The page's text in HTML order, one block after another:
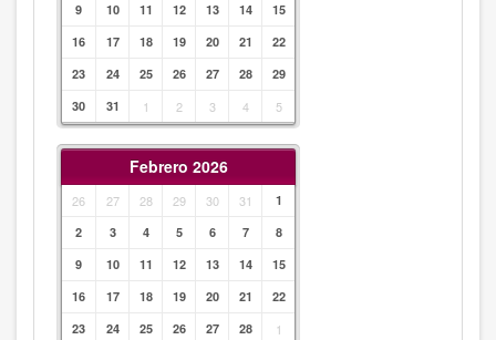
9
10 11 12 13 14
15
16
17 18 19 20 21
22
23
24 25 26 27 28
29
30
31 1 2 3 4 5
Febrero 2026
26 27 28 29 30 31
1
2
3 4 5 6 7
8
9
10 11 12 13 14
15
16
17 18 19 20 21
22
23
24 25 26 27 28 1